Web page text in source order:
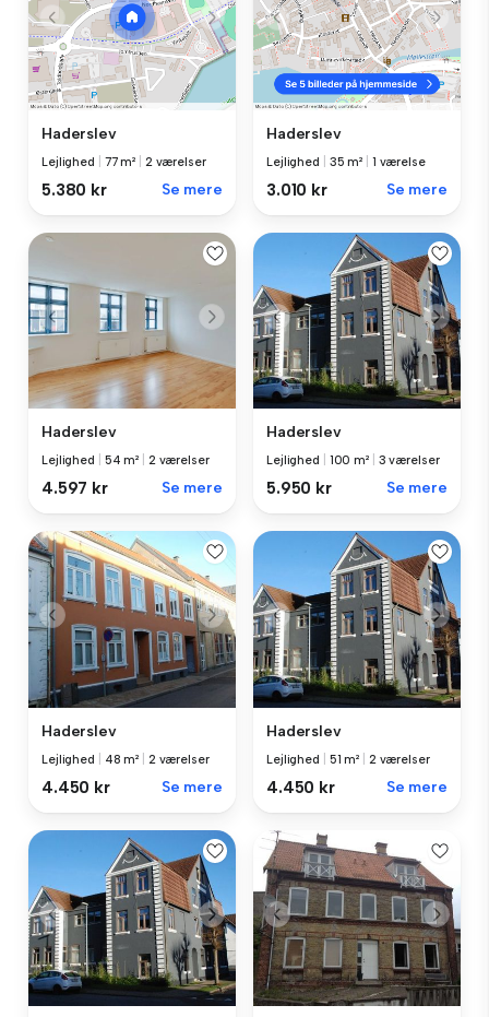
Haderslev
Lejlighed 77 m² 2 værelser
5.380 kr Se mere
Haderslev
Lejlighed 35 m² 1 værelse
3.010 kr Se mere
Haderslev
Lejlighed 54 m² 2 værelser
4.597 kr Se mere
Haderslev
Lejlighed 100 m² 3 værelser
5.950 kr Se mere
Haderslev
Lejlighed 48 m² 2 værelser
4.450 kr Se mere
Haderslev
Lejlighed 51 m² 2 værelser
4.450 kr Se mere